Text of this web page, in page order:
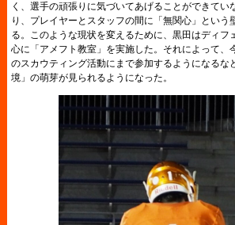
く、選手の頑張りに気づいてあげることができてい
り、プレイヤーとスタッフの間に「無関心」という
る。このような現状を変えるために、黒田はディフ
心に「アメフト教室」を実施した。それによって、
のスカウティング活動にまで参加するようになるな
境」の萌芽が見られるようになった。